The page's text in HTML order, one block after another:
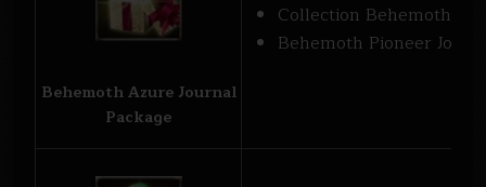
Behemoth Azure Journal
Package
Collection Behemoth
Behemoth Pioneer